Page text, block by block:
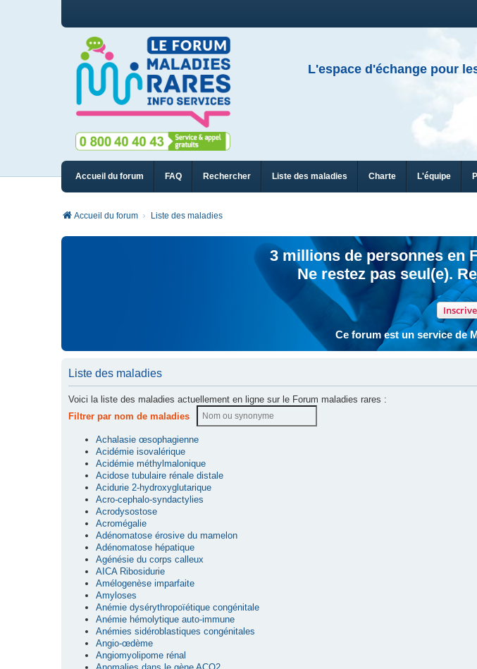
L'espace d'échange pour
Accueil du forum FAQ Rechercher Liste des maladies Charte L'équipe
Accueil du forum Liste des maladies
3 millions de personnes en
Ne restez pas seul(e).
Ce forum est un service de
Liste des maladies
Voici la liste des maladies actuellement en ligne sur le Forum maladies rares :
Filtrer par nom de maladies
Achalasie œsophagienne
Acidémie isovalérique
Acidémie méthylmalonique
Acidose tubulaire rénale distale
Acidurie 2-hydroxyglutarique
Acro-cephalo-syndactylies
Acrodysostose
Acromégalie
Adénomatose érosive du mamelon
Adénomatose hépatique
Agénésie du corps calleux
AICA Ribosidurie
Amélogenèse imparfaite
Amyloses
Anémie dysérythropoïétique congénitale
Anémie hémolytique auto-immune
Anémies sidéroblastiques congénitales
Angio-œdème
Angiomyolipome rénal